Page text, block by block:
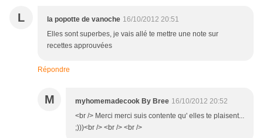
L la popotte de vanoche 16/10/2012 20:51
Elles sont superbes, je vais allé te mettre une note sur
recettes approuvées
Répondre
M myhomemadecook By Bree 16/10/2012 20:52
<br /> Merci merci suis contente qu' elles te plaisent...
;)))<br /> <br /> <br />